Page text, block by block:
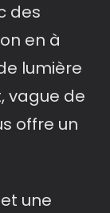
des
en à
lumière
vague de
offre un
une